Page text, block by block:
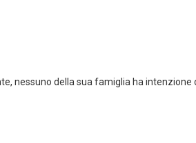
nessuno della sua famiglia ha intenzione